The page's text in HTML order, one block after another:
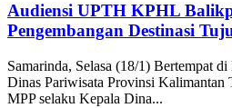
Audiensi UPTH KPHL
Pengembangan Destinasi
Samarinda, Selasa (18/1) Bertempat
Dinas Pariwisata Provinsi Kalimantan
MPP selaku Kepala Dina...